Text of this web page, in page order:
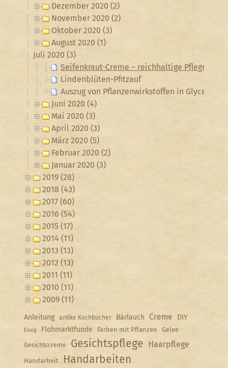
Dezember 2020 (2)
November 2020 (2)
Oktober 2020 (3)
August 2020 (1)
Juli 2020 (3)
Seifenkraut-Creme – reichhaltige Pflege für
Lindenblüten-Pfitzauf
Auszug von Pflanzenwirkstoffen in Glycerin
Juni 2020 (4)
Mai 2020 (3)
April 2020 (3)
März 2020 (5)
Februar 2020 (2)
Januar 2020 (3)
2019 (28)
2018 (43)
2017 (60)
2016 (54)
2015 (17)
2014 (11)
2013 (13)
2012 (13)
2011 (11)
2010 (11)
2009 (11)
Anleitung antike Kochbücher Bärlauch Creme DIY
Essig Flohmarktfunde Färben mit Pflanzen Gelee
Gesichtscreme Gesichtspflege Haarpflege
Handarbeit
Handarbeiten